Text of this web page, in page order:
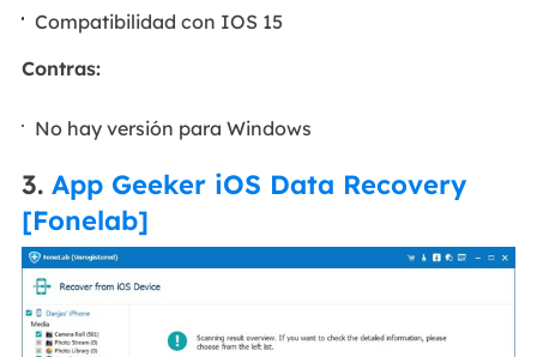
Compatibilidad con IOS 15
Contras:
No hay versión para Windows
3. App Geeker iOS Data Recovery
[Fonelab]